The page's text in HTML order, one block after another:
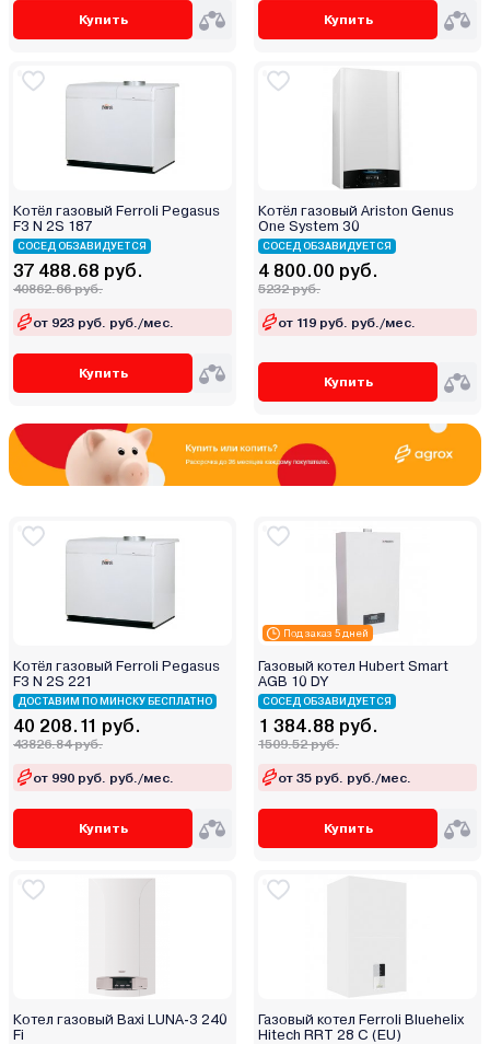
Купить Купить
Котёл газовый Ferroli Pegasus
F3 N 2S 187
СОСЕД ОБЗАВИДУЕТСЯ
37 488.68 руб.
40862.66 руб.
от 923 руб. руб./мес.
Купить
Котёл газовый Ariston Genus
One System 30
СОСЕД ОБЗАВИДУЕТСЯ
4 800.00 руб.
5232 руб.
от 119 руб. руб./мес.
Купить
Котёл газовый Ferroli Pegasus
F3 N 2S 221
ДОСТАВИМ ПО МИНСКУ БЕСПЛАТНО
40 208.11 руб.
43826.84 руб.
от 990 руб. руб./мес.
Купить
Под заказ 5 дней
Газовый котел Hubert Smart
AGB 10 DY
СОСЕД ОБЗАВИДУЕТСЯ
1 384.88 руб.
1509.52 руб.
от 35 руб. руб./мес.
Купить
Котел газовый Baxi LUNA-3 240
Fi
Газовый котел Ferroli Bluehelix
Hitech RRT 28 C (EU)